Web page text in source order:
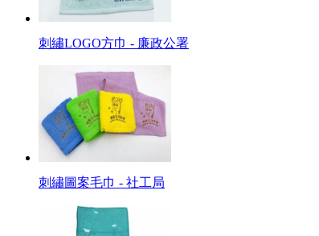
刺繡LOGO方巾 - 廉政公署
刺繡圖案毛巾 - 社工局